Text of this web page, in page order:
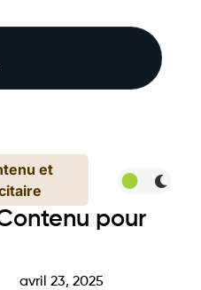
et
pour
avril 23, 2025